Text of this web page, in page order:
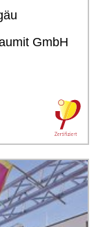
GmbH